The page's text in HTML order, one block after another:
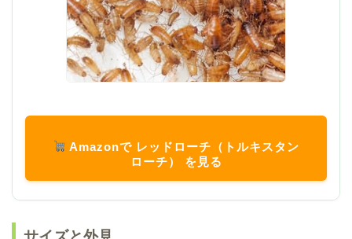
Amazonで レッドローチ（トルキスタン
ローチ） を見る